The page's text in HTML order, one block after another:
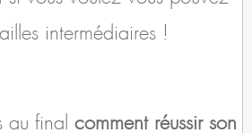
intermédiaires !
au final comment réussir son